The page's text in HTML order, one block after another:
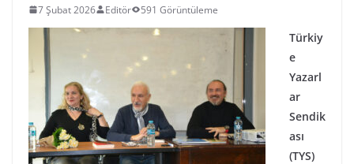
7 Şubat 2026 Editör 591 Görüntüleme
Türkiy
e
Yazarl
ar
Sendik
ası
(TYS)